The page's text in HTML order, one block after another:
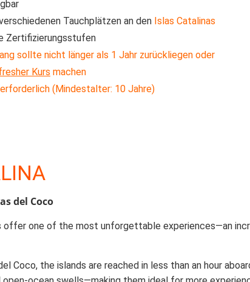
Tauchplätzen an den Islas Catalinas
Zertifizierungsstufen
sollte nicht länger als 1 Jahr zurückliegen oder
Kurs machen
(Mindestalter: 10 Jahre)
del Coco
offer one of the most unforgettable experiences—an
Coco, the islands are reached in less than an hour